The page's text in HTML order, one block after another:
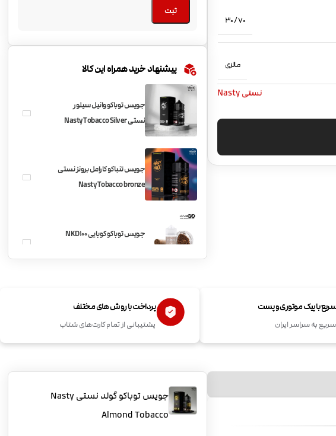
70 / 30
مالزی
نستی Nasty
ثبت
پیشنهاد خرید همراه این کالا
جویس توباکو وانیل سیلور
نستی Nasty Tobacco Silver
جویس تنباکو کارامل برونز نستی
Nasty Tobacco bronze
جویس توباکو کوبایی NKD100
Tobacco EuroGold
با پیک موتوری و پست
به سراسر ایران
پرداخت با روش های مختلف
پشتیبانی از تمام کارت‌های شتاب
جویس توباکو گولد نستی Nasty
Almond Tobacco